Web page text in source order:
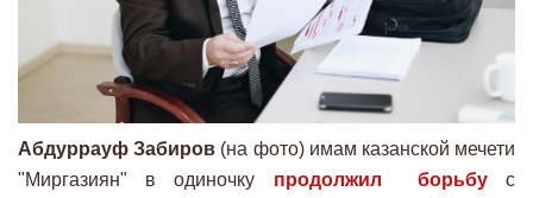
Абдуррауф Забиров (на фото) имам казанской мечети
"Миргазиян" в одиночку продолжил борьбус